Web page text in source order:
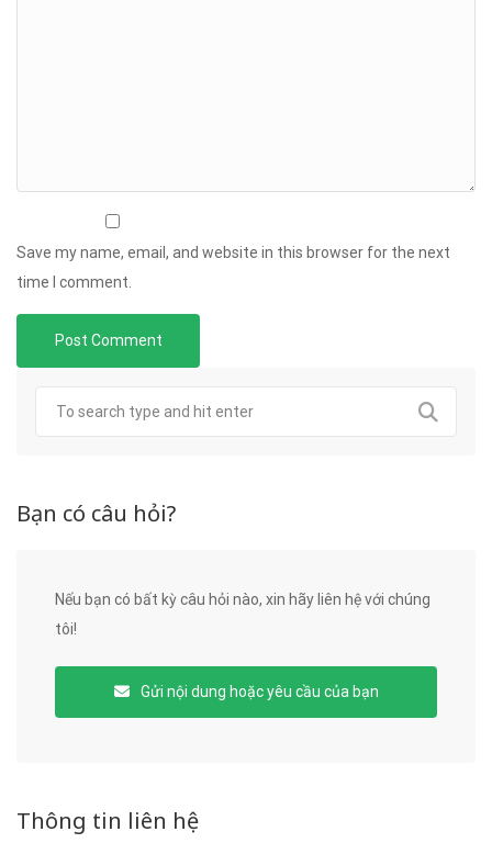
Save my name, email, and website in this browser for the next
time I comment.
Bạn có câu hỏi?
Nếu bạn có bất kỳ câu hỏi nào, xin hãy liên hệ với chúng
tôi!
Gửi nội dung hoặc yêu cầu của bạn
Thông tin liên hệ